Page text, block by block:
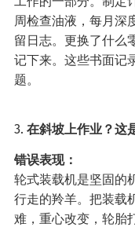
周检查油液，每月深
留日志。更换了什么
记下来。这些书面记
题。
3. 在斜坡上作业？这
错误表现：
轮式装载机是坚固的
行走的羚羊。把装载
难，重心改变，轮胎